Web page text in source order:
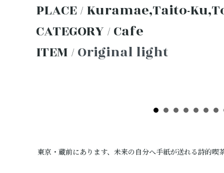
PLACE / Kuramae,Taito-
CATEGORY / Cafe
ITEM / Original light
東京・蔵前にあります、未来の自分へ手紙が送れる詩的喫